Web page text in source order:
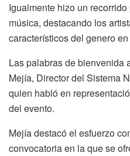
Igualmente hizo un
música, destacando los
característicos del genero
Las palabras de bienvenida
Mejía, Director del Sistema
quien habló en
del evento.
Mejía destacó el esfuerzo
convocatoria en la que se